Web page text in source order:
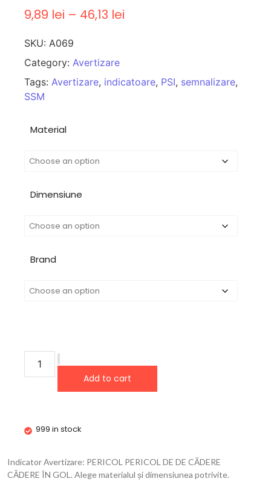
9,89 lei – 46,13 lei
SKU: A069
Category: Avertizare
Tags: Avertizare, indicatoare, PSI, semnalizare,
SSM
Material
Dimensiune
Brand
Add to cart
999 in stock
Indicator Avertizare: PERICOL PERICOL DE DE CĂDERE
CĂDERE ÎN GOL. Alege materialul și dimensiunea potrivite.